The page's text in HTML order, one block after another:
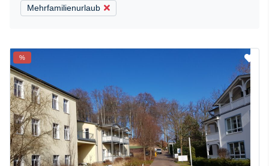
Mehrfamilienurlaub
%